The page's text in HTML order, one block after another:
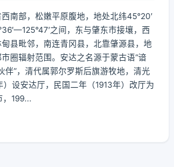
南部，松嫩平原腹地，地处北纬45°20′
之间，东与肇东市接壤，西
县毗邻，南连青冈县，北靠肇源县，地
圈辐射范围。安达之名源于蒙古语“谙
伴”，清代属郭尔罗斯后旗游牧地，清光
设安达厅，民国二年（1913年）改厅为
，199...